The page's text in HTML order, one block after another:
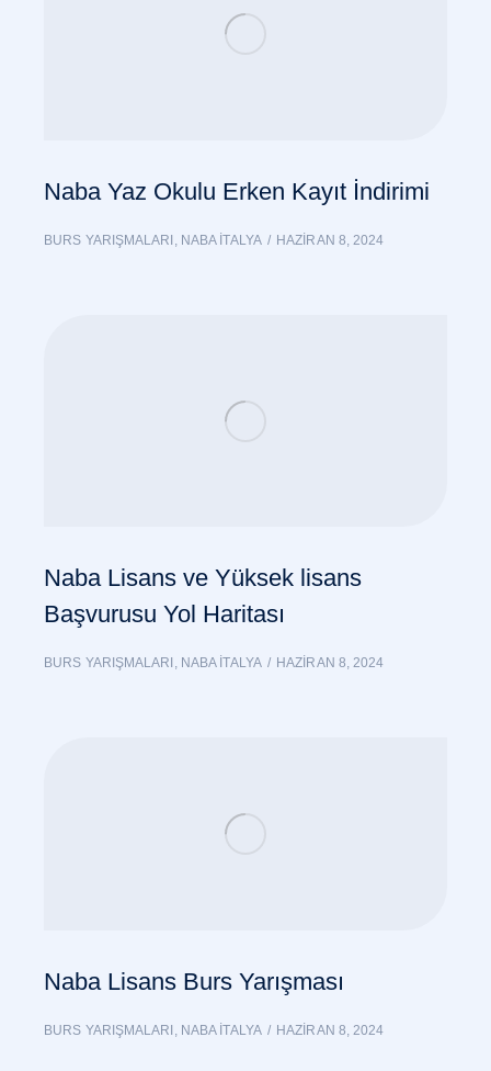
Naba Yaz Okulu Erken Kayıt İndirimi
BURS YARIŞMALARI , NABA İTALYA HAZIRAN 8, 2024
Naba Lisans ve Yüksek lisans
Başvurusu Yol Haritası
BURS YARIŞMALARI NABA İTALYA HAZIRAN 8, 2024
Naba Lisans Burs Yarışması
BURS YARIŞMALARI NABA İTALYA HAZIRAN 8, 2024